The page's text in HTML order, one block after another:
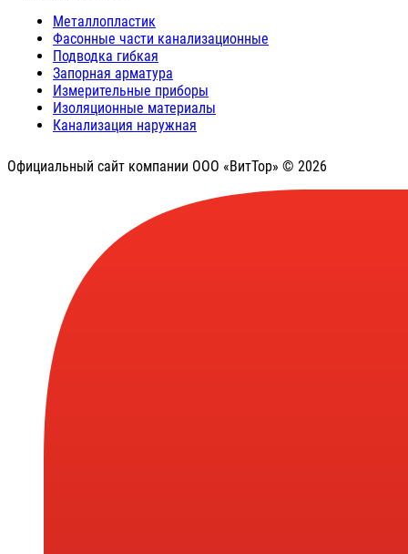
Металлопластик
Фасонные части канализационные
Подводка гибкая
Запорная арматура
Измерительные приборы
Изоляционные материалы
Канализация наружная
Официальный сайт компании ООО «ВитТор» © 2026